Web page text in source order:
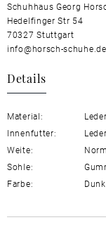
Schuhhaus Georg
Hedelfinger Str 54
70327 Stuttgart
info@horsch-schuhe.de
Details
Material:
Leder
Innenfutter:
Leder
Weite:
Sohle:
Farbe: